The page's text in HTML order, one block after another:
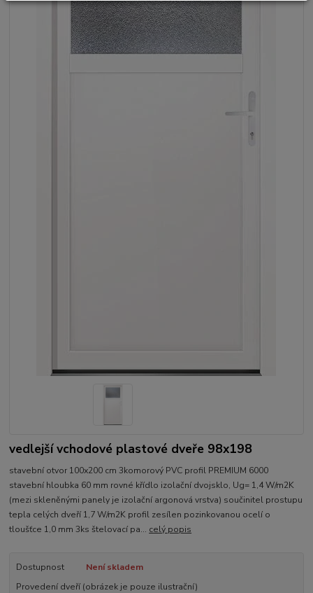
vedlejší vchodové plastové dveře 98x198
stavební otvor 100x200 cm 3komorový PVC profil PREMIUM 6000
stavební hloubka 60 mm rovné křídlo izolační dvojsklo, Ug= 1,4 W/m2K
(mezi skleněnými panely je izolační argonová vrstva) součinitel prostupu
tepla celých dveří 1,7 W/m2K profil zesílen pozinkovanou ocelí o
tloušťce 1,0 mm 3ks štelovací pa... celý popis
Dostupnost
Není skladem
Provedení dveří (obrázek je pouze ilustrační)